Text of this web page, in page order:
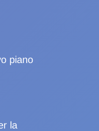
piano
la